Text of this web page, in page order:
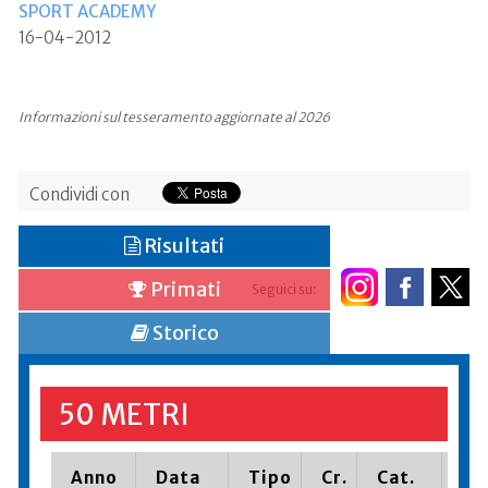
SPORT ACADEMY
16-04-2012
Informazioni sul tesseramento aggiornate al 2026
Condividi con
Seguici su:
Risultati
Primati
Storico
50 METRI
Anno Data Tipo Cr. Cat.